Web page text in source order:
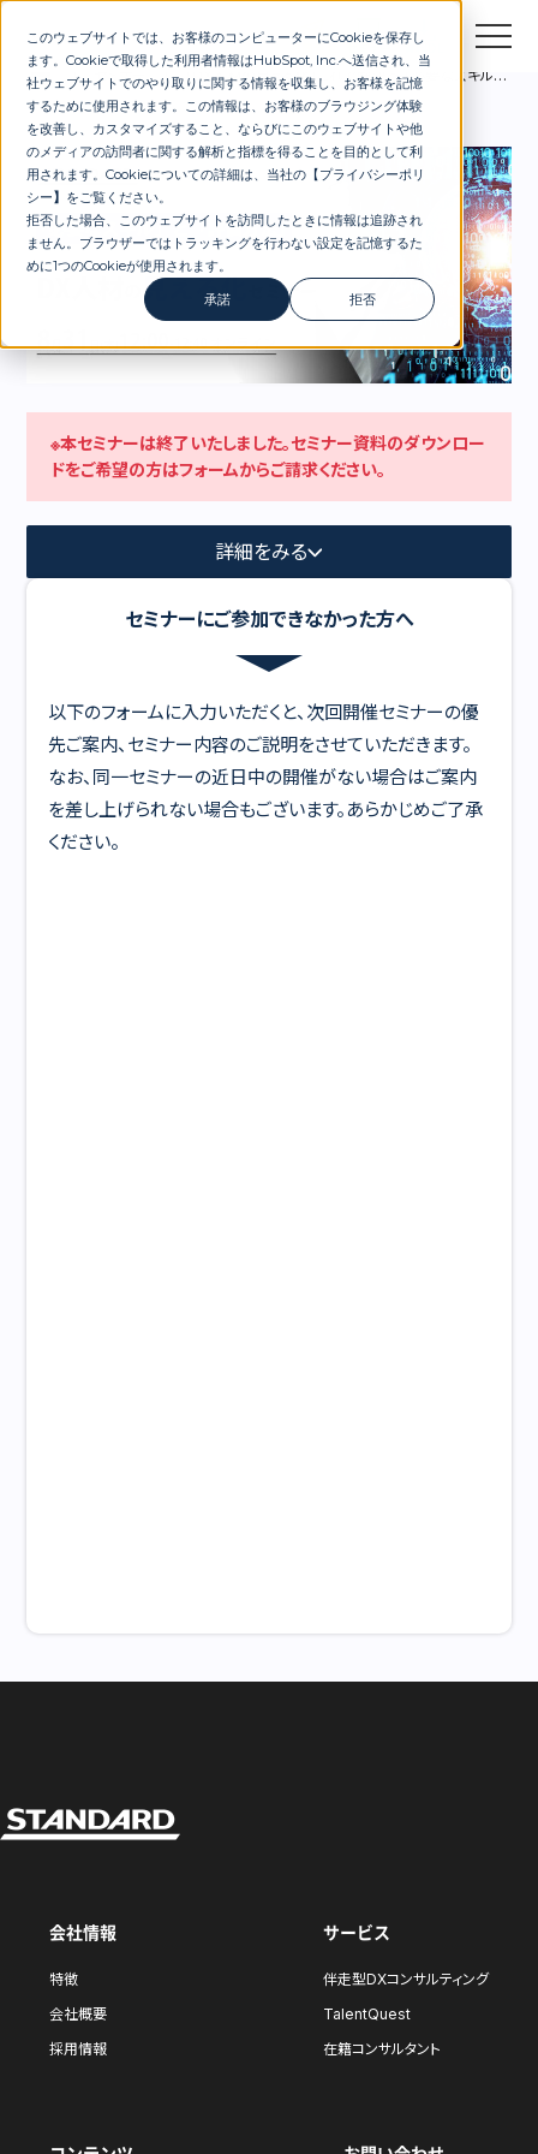
このウェブサイトでは、お客様のコンピューターにCookieを保存し
ます。Cookieで取得した利用者情報はHubSpot, Inc.へ送信され、当
社ウェブサイトでのやり取りに関する情報を収集し、お客様を記憶
するために使用されます。この情報は、お客様のブラウジング体験
を改善し、カスタマイズすること、ならびにこのウェブサイトや他
のメディアの訪問者に関する解析と指標を得ることを目的として利
用されます。Cookieについての詳細は、当社の【プライバシーポリ
シー】 をご覧ください。
拒否した場合、このウェブサイトを訪問したときに情報は追跡され
ません。ブラウザーではトラッキングを行わない設定を記憶するた
めに1つのCookieが使用されます。
承諾
拒否
お問合せ セミナー 資料DL
セミナー 【DX人材の見える化】これで解決 ～「必要なスキル」と「評価方法」
※本セミナーは終了いたしました。セミナー資料のダウンロー
ドをご希望の方はフォームからご請求ください。
詳細をみる
セミナーにご参加できなかった方へ
以下のフォームに入力いただくと、次回開催セミナーの優
先ご案内、セミナー内容のご説明をさせていただきます。
なお、同一セミナーの近日中の開催がない場合はご案内
を差し上げられない場合もございます。あらかじめご了承
ください。
会社情報
特徴
会社概要
採用情報
サービス
伴走型DXコンサルティング
TalentQuest
在籍コンサルタント